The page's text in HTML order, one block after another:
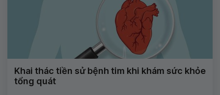
Khai thác tiền sử bệnh tim khi khám sức khỏe
tổng quát